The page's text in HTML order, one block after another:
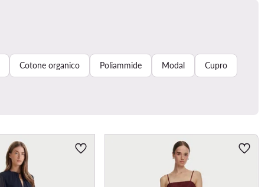
Cotone organico Poliammide Modal Cupro